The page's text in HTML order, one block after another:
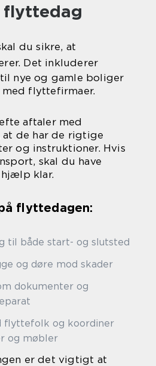
flyttedag
du sikre, at
Det inkluderer
nye og gamle boliger
flyttefirmaer.
aftaler med
de har de rigtige
og instruktioner. Hvis
skal du have
klar.
flyttedagen:
til både start- og slutsted
og døre mod skader
dokumenter og
flyttefolk og koordiner
og møbler
er det vigtigt at